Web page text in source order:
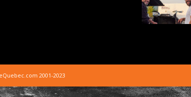
2001-2023